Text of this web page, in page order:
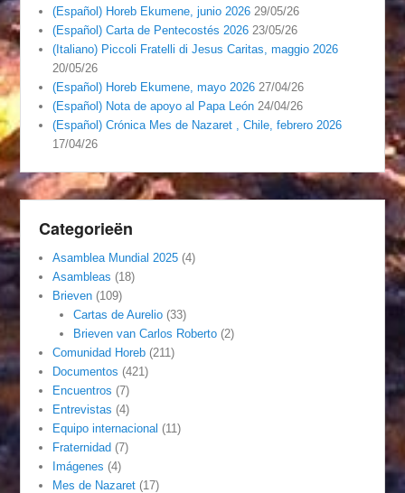
(Español) Horeb Ekumene, junio 2026 29/05/26
(Español) Carta de Pentecostés 2026 23/05/26
(Italiano) Piccoli Fratelli di Jesus Caritas, maggio 2026
20/05/26
(Español) Horeb Ekumene, mayo 2026 27/04/26
(Español) Nota de apoyo al Papa León 24/04/26
(Español) Crónica Mes de Nazaret , Chile, febrero 2026
17/04/26
Categorieën
Asamblea Mundial 2025 (4)
Asambleas (18)
Brieven (109)
Cartas de Aurelio(33)
Brieven van Carlos Roberto(2)
Comunidad Horeb (211)
Documentos (421)
Encuentros (7)
Entrevistas (4)
Equipo internacional (11)
Fraternidad (7)
Imágenes (4)
Mes de Nazaret (17)